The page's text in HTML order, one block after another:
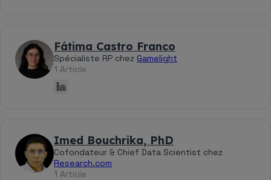
Fátima Castro Franco
Spécialiste RP chez Gamelight
1 Article
Imed Bouchrika, PhD
Cofondateur & Chief Data Scientist chez
Research.com
1 Article